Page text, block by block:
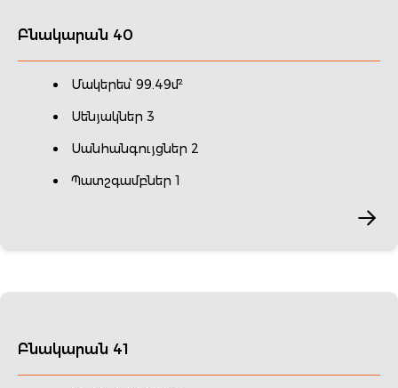
Բնակարան 40
Մակերես՝ 99.49մ²
Սենյակներ 3
Սանհանգույցներ 2
Պատշգամբներ 1
Բնակարան 41